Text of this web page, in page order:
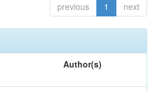
previous 1 next
Author(s)